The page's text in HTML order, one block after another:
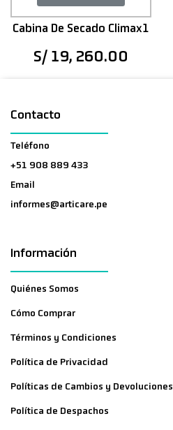
Cabina De Secado Climax1
S/ 19, 260.00
Contacto
Teléfono
+51 908 889 433
Email
informes@articare.pe
Información
Quiénes Somos
Cómo Comprar
Términos y Condiciones
Política de Privacidad
Políticas de Cambios y Devoluciones
Política de Despachos